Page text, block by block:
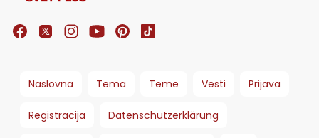
Naslovna Tema Teme Vesti Prijava
Registracija Datenschutzerklärung